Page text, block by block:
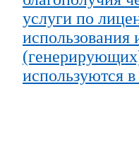
услуги по
использования
используются